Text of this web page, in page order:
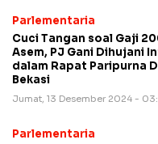
Parlementaria
Cuci Tangan soal Gaji
Asem, PJ Gani Dihujani
dalam Rapat Paripurna
Bekasi
Jumat, 13 Desember 2024 -
Parlementaria